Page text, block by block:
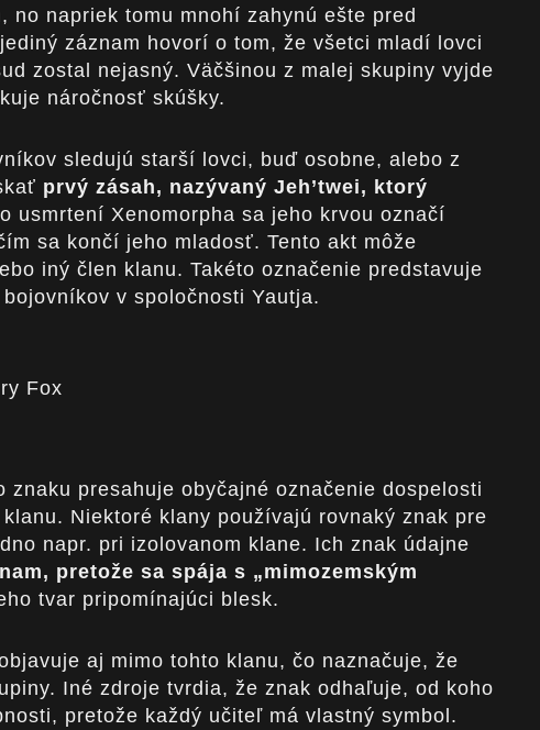
, no napriek tomu mnohí zahynú ešte pred
záznam hovorí o tom, že všetci mladí lovci
zostal nejasný. Väčšinou z malej skupiny vyjde
náročnosť skúšky.
sledujú starší lovci, buď osobne, alebo z
prvý zásah, nazývaný Jeh’twei, ktorý
usmrtení Xenomorpha sa jeho krvou označí
sa končí jeho mladosť. Tento akt môže
iný člen klanu. Takéto označenie predstavuje
v spoločnosti Yautja.
Fox
znaku presahuje obyčajné označenie dospelosti
Niektoré klany používajú rovnaký znak pre
napr. pri izolovanom klane. Ich znak údajne
pretože sa spája s „mimozemským
tvar pripomínajúci blesk.
aj mimo tohto klanu, čo naznačuje, že
Iné zdroje tvrdia, že znak odhaľuje, od koho
pretože každý učiteľ má vlastný symbol.